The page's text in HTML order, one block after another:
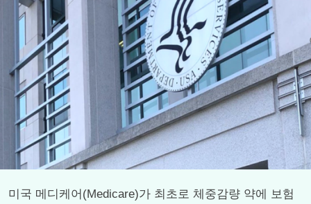
미국 메디케어(Medicare)가 최초로 체중감량 약에 보험